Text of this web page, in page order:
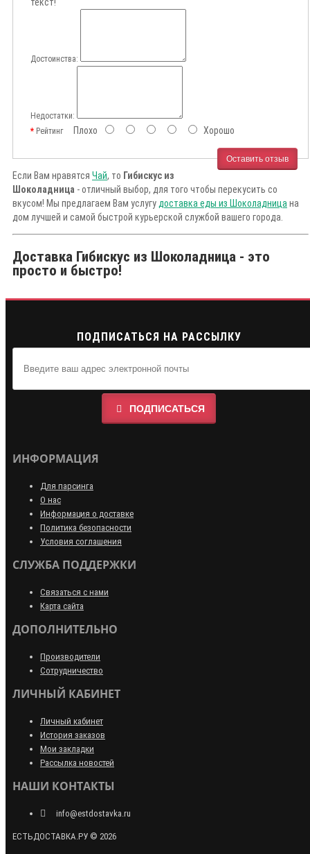
Достоинства:
Недостатки:
РейтингПлохо Хорошо
Оставить отзыв
Если Вам нравятся Чай, то Гибискус из
Шоколадница - отличный выбор, для того чтобы перекусить со
вкусом! Мы предлагаем Вам услугу доставка еды из Шоколадница на
дом лучшей и самой быстрой курьерской службой вашего города.
Доставка Гибискус из Шоколадница - это
просто и быстро!
ПОДПИСАТЬСЯ НА РАССЫЛКУ
ПОДПИСАТЬСЯ
ИНФОРМАЦИЯ
Для парсинга
О нас
Информация о доставке
Политика безопасности
Условия соглашения
СЛУЖБА ПОДДЕРЖКИ
Связаться с нами
Карта сайта
ДОПОЛНИТЕЛЬНО
Производители
Сотрудничество
ЛИЧНЫЙ КАБИНЕТ
Личный кабинет
История заказов
Мои закладки
Рассылка новостей
НАШИ КОНТАКТЫ
info@estdostavka.ru
ЕСТЬДОСТАВКА.РУ © 2026